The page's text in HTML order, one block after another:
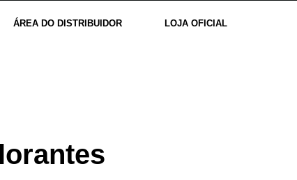
ÁREA DO DISTRIBUIDOR LOJA OFICIAL